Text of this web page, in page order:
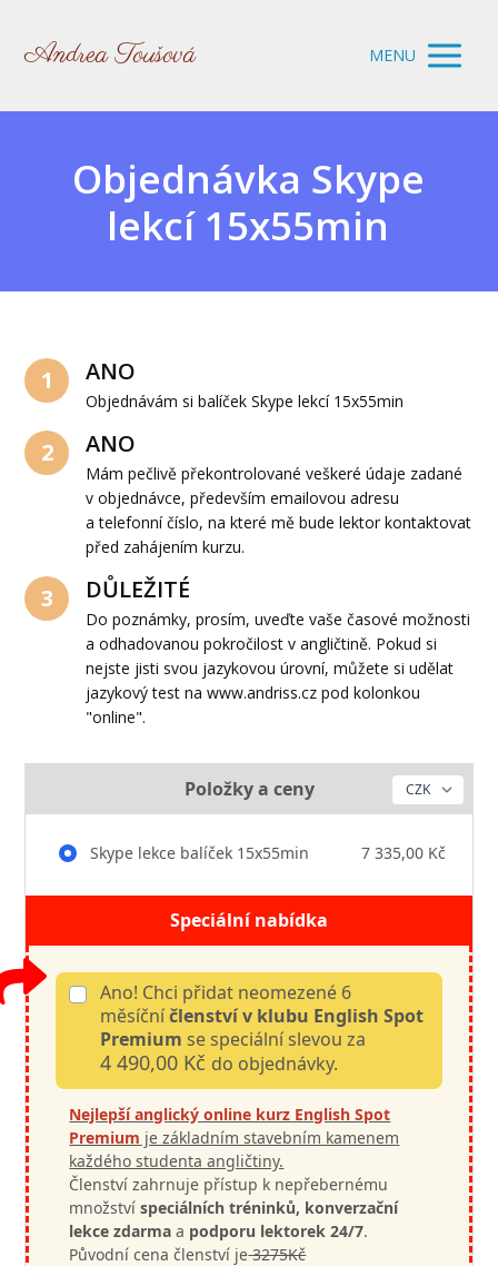
Andrea Toušová MENU
Objednávka Skype
lekcí 15x55min
1 ANO
Objednávám si balíček Skype lekcí 15x55min
2 ANO
Mám pečlivě překontrolované veškeré údaje zadané
v objednávce, především emailovou adresu
a telefonní číslo, na které mě bude lektor kontaktovat
před zahájením kurzu.
3 DŮLEŽITÉ
Do poznámky, prosím, uveďte vaše časové možnosti
a odhadovanou pokročilost v angličtině. Pokud si
nejste jisti svou jazykovou úrovní, můžete si udělat
jazykový test na www.andriss.cz pod kolonkou
"online".
Položky a ceny
Skype lekce balíček 15x55min 7 335,00 Kč
Speciální nabídka
Ano! Chci přidat neomezené 6
měsíčníčlenství v klubu English Spot
Premium se speciální slevou za
4 490,00 Kč do objednávky.
Nejlepší anglický online kurz English Spot
Premium je základním stavebním kamenem
každého studenta angličtiny.
Členství zahrnuje přístup k nepřebernému
množstvíspeciálních tréninků, konverzační
lekce zdarmaa podporu lektorek 24/7.
Původní cena členství je3275Kč